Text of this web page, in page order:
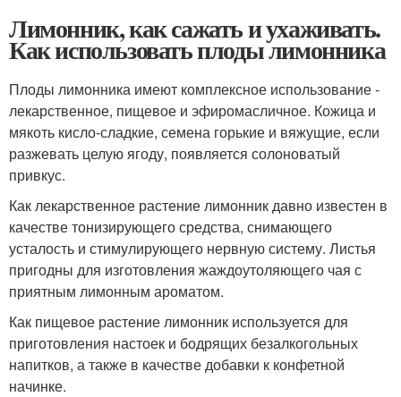
Лимонник, как сажать и ухаживать.
Как использовать плоды лимонника
Плоды лимонника имеют комплексное использование -
лекарственное, пищевое и эфиромасличное. Кожица и
мякоть кисло-сладкие, семена горькие и вяжущие, если
разжевать целую ягоду, появляется солоноватый
привкус.
Как лекарственное растение лимонник давно известен в
качестве тонизирующего средства, снимающего
усталость и стимулирующего нервную систему. Листья
пригодны для изготовления жаждоутоляющего чая с
приятным лимонным ароматом.
Как пищевое растение лимонник используется для
приготовления настоек и бодрящих безалкогольных
напитков, а также в качестве добавки к конфетной
начинке.